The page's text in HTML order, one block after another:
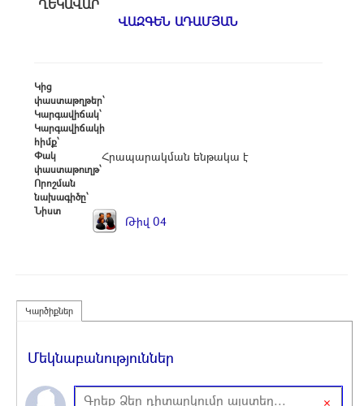
ՂԵԿԱՎԱՐ
ՎԱԶԳԵՆ ԱԴԱՄՅԱՆ
Կից
փաստաթղթեր՝
Կարգավիճակ՝
Կարգավիճակի
հիմք՝
Փակ
փաստաթուղթ՝
Հրապարակման ենթակա է
Որոշման
նախագիծը՝
Նիստ
Թիվ 04
Կարծիքներ
Մեկնաբանություններ
×